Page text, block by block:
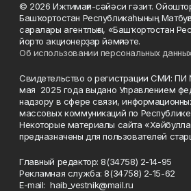
© 2026 Ижтимағи-сәйәси гәзит.
Башҡортостан Республикаһының
саралары агентлығы, «Башҡортостан
йорто акционерҙар йәмғиәте.
Об использовании персональных
Свидетельство о регистрации СМИ: ПИ
мая 2025 года выдано Управлением
надзору в сфере связи,
массовых коммуникаций по
Некоторые материалы сайта
предназначены для пользователей
Главный редактор: 8(34758) 2-14-95
Рекламная служба: 8(34758) 2-15-62
Е-mаil: haib_vestnik@mail.ru